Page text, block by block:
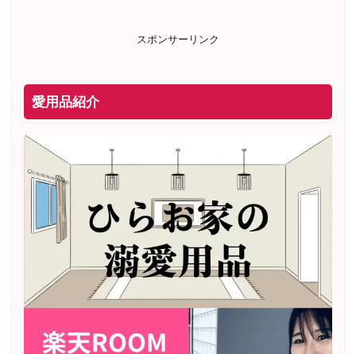
スポンサーリンク
愛用品紹介